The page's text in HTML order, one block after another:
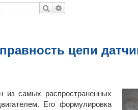
Поиск
цепи
из самых распространенных
Его формулировка